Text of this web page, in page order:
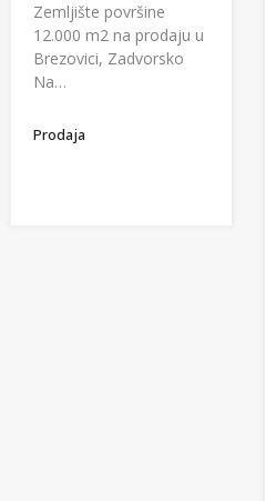
Zemljište površine
12.000 m2 na prodaju u
Brezovici, Zadvorsko
Na…
Prodaja